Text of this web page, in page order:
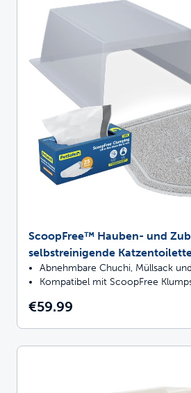
ScoopFree™ Hauben- und
selbstreinigende
Abnehmbare Chuchi, Müllsack
Kompatibel mit ScoopFree
€59.99